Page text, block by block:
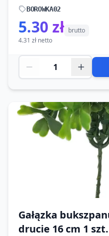
BOROWKA02
5.30 zł brutto
4.31 zł netto
Gałązka
drucie 16 cm 1 szt.